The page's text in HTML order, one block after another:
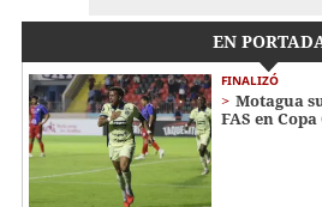
EN
FINALIZÓ
Motagua
FAS en